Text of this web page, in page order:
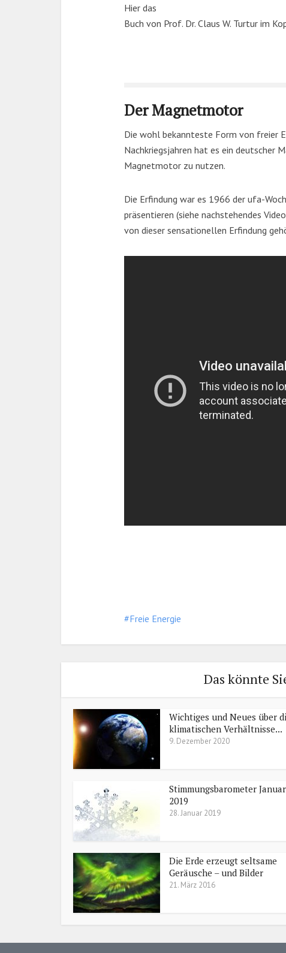
Hier das
Buch von Prof. Dr. Claus W. Turtur im
Der Magnetmotor
Die wohl bekannteste Form von freier
Nachkriegsjahren hat es ein deutscher
Magnetmotor zu nutzen.
Die Erfindung war es 1966 der ufa-
präsentieren (siehe nachstehendes
von dieser sensationellen Erfindung
Freie Energie
Das könnte
Wichtiges und Neues über
klimatischen Verhältnisse...
9. Dezember 2020
Stimmungsbarometer Januar
2019
28. Januar 2019
Die Erde erzeugt seltsame
Geräusche – und Bilder
21. März 2016